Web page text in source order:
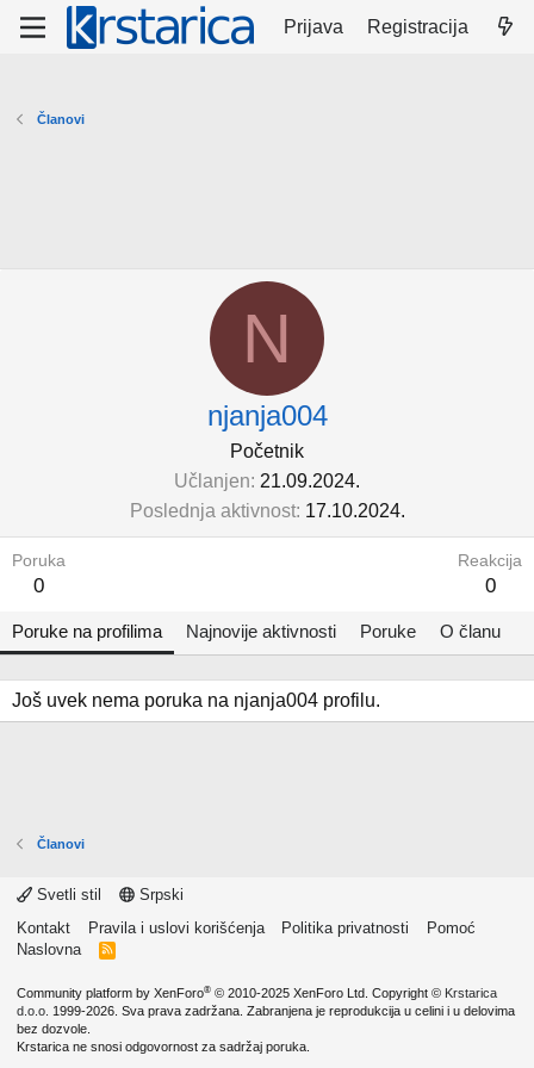
Prijava Registracija
Članovi
N
njanja004
Početnik
Učlanjen 21.09.2024.
Poslednja aktivnost 17.10.2024.
Poruka
0
Reakcija
0
Poruke na profilima Najnovije aktivnosti Poruke O članu
Još uvek nema poruka na njanja004 profilu.
Članovi
Svetli stil
Srpski
Kontakt
Pravila i uslovi korišćenja Politika privatnosti
Pomoć
Naslovna
R
Community platform by XenForo® © 2010-2025 XenForo Ltd. Copyright © Krstarica
d.o.o. 1999-2026. Sva prava zadržana. Zabranjena je reprodukcija u celini i u delovima
bez dozvole.
Krstarica ne snosi odgovornost za sadržaj poruka.